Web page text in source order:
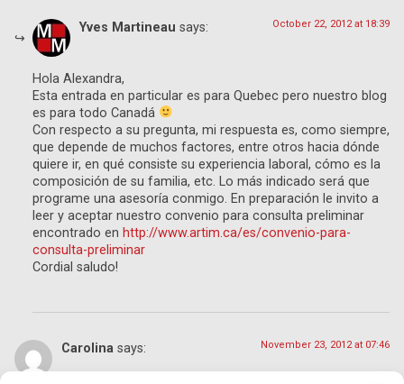
Yves Martineau says: October 22, 2012 at 18:39
Hola Alexandra,
Esta entrada en particular es para Quebec pero nuestro blog
es para todo Canadá
Con respecto a su pregunta, mi respuesta es, como siempre,
que depende de muchos factores, entre otros hacia dónde
quiere ir, en qué consiste su experiencia laboral, cómo es la
composición de su familia, etc. Lo más indicado será que
programe una asesoría conmigo. En preparación le invito a
leer y aceptar nuestro convenio para consulta preliminar
encontrado en http://www.artim.ca/es/convenio-para-
consulta-preliminar
Cordial saludo!
Carolina says: November 23, 2012 at 07:46